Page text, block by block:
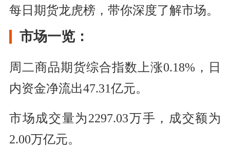
每日期货龙虎榜，带你深度了解市场。
市场一览：
周二商品期货综合指数上涨0.18%，日
内资金净流出47.31亿元。
市场成交量为2297.03万手，成交额为
2.00万亿元。